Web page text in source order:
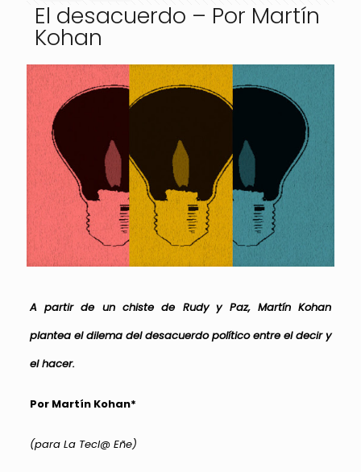
El desacuerdo – Por Martín
Kohan
A partir de un chiste de Rudy y Paz, Martín Kohan
plantea el dilema del desacuerdo político entre el decir y
el hacer.
Por Martín Kohan*
(para La Tecl@ Eñe)